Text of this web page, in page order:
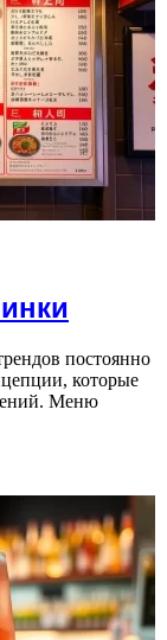
постоянно
которые
Меню